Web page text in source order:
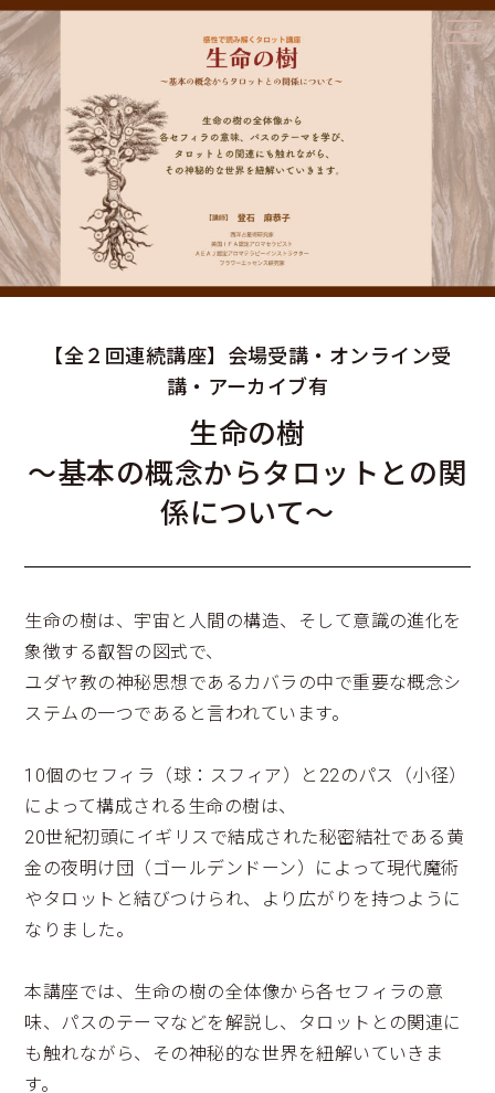
【全２回連続講座】会場受講・オンライン受
講・アーカイブ有
生命の樹
～基本の概念からタロットとの関
係について～
生命の樹は、宇宙と人間の構造、そして意識の進化を
象徴する叡智の図式で、
ユダヤ教の神秘思想であるカバラの中で重要な概念シ
ステムの一つであると言われています。
10個のセフィラ（球：スフィア）と22のパス（小径）
によって構成される生命の樹は、
20世紀初頭にイギリスで結成された秘密結社である黄
金の夜明け団（ゴールデンドーン）によって現代魔術
やタロットと結びつけられ、より広がりを持つように
なりました。
本講座では、生命の樹の全体像から各セフィラの意
味、パスのテーマなどを解説し、タロットとの関連に
も触れながら、その神秘的な世界を紐解いていきま
す。